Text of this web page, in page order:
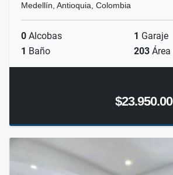
Medellín, Antioquia, Colombia
0 Alcobas 1 Garaje
1 Baño 203 Área